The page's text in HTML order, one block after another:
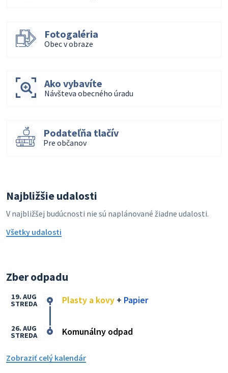
Fotogaléria
Obec v obraze
Ako vybavíte
Návšteva obecného úradu
Podateľňa tlačív
Pre občanov
Najbližšie udalosti
V najbližšej budúcnosti nie sú naplánované žiadne udalosti.
Všetky udalosti
Zber odpadu
Plasty a kovy + Papier
19. AUG
STREDA
Komunálny odpad
26. AUG
STREDA
Zobraziť celý kalendár